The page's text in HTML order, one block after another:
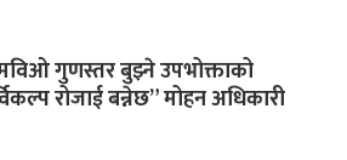
गुणस्तर बुझ्ने उपभोक्ताको
रोजाई बन्नेछ” मोहन अधिकारी